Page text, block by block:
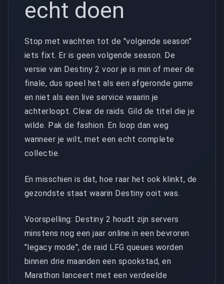
echt doen
Stop met wachten tot de "volgende season"
iets fixt. Er is geen volgende season. De
versie van Destiny 2 voor je is min of meer de
finale, dus speel het als een afgeronde game
en niet als een live service waarin je
achterloopt. Clear de raids. Gild de titel die je
wilde. Pak de fashion. En loop dan weg
wanneer je wilt, met een echt complete
collectie.
En misschien is dat, hoe raar het ook klinkt, de
gezondste staat waarin Destiny ooit was.
Voorspelling: Destiny 2 houdt zijn servers
minstens nog een jaar online in een bevroren
"legacy mode", de raid LFG queues worden
binnen drie maanden een spookstad, en
Marathon lanceert met een verdeelde